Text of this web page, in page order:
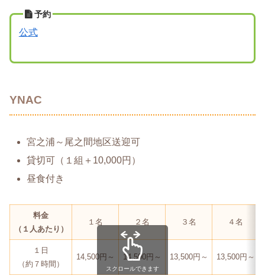
予約
公式
YNAC
宮之浦～尾之間地区送迎可
貸切可（１組＋10,000円）
昼食付き
料金
（１人あたり）
１名 ２名 ３名 ４名
１日
（約７時間）
14,500円～ 14,500円～ 13,500円～ 13,500円～
スクロールできます